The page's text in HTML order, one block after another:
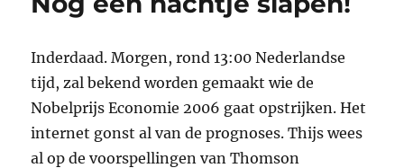
Inderdaad. Morgen, rond 13:00 Nederlandse
tijd, zal bekend worden gemaakt wie de
Nobelprijs Economie 2006 gaat opstrijken. Het
internet gonst al van de prognoses. Thijs wees
al op de voorspellingen van Thomson